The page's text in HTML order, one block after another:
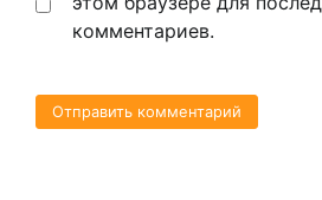
комментариев.